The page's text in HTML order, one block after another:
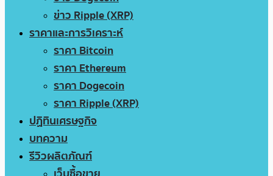
ข่าว Ripple (XRP)
ราคาและการวิเคราะห์
ราคา Bitcoin
ราคา Ethereum
ราคา Dogecoin
ราคา Ripple (XRP)
ปฏิทินเศรษฐกิจ
บทความ
รีวิวผลิตภัณฑ์